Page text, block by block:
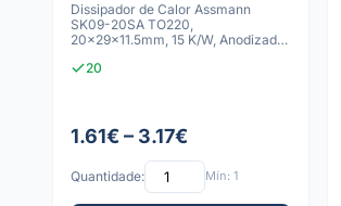
Dissipador de Calor Assmann
SK09-20SA TO220,
20x29x11.5mm, 15 K/W, Anodizado
20
1.61€ – 3.17€
Quantidade: Mín: 1